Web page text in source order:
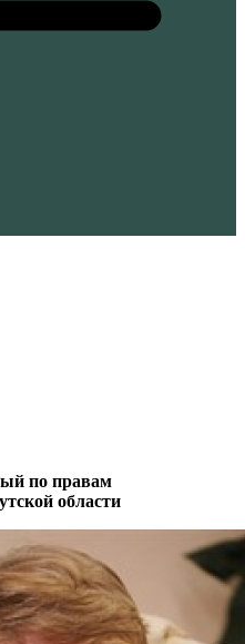
по правам
области